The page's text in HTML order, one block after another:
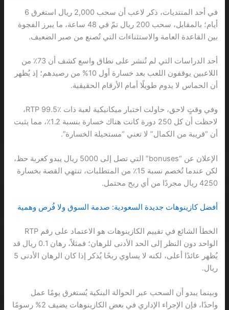
في أحد المنتديات، ذكر لاعب أن سحب 2,000 ريال استغرق 6
أيام؛ بالمقابل، سحب 200 ريال تمّ في 48 ساعة، ما يبرز الفجوة
بين القاعدة العامة والاستثناءات التي تُصنع من صبر الضعيف.
أحد الدراسات التي لم تُنشر على نطاق واسع كشف أن 73٪ من
اللاعبين يوقفون اللعب بعد خسارة أول 10% من رصيدهم؛ إذ يُظهر
أن الحماس لا يدوم طويلًا أمام الأرقام الحقيقية.
وفي وقتٍ لاحق، حاولت اختبار ميكانيكية لعبة ذات RTP 99.5٪،
لاحظت أن كل 250 دورة كانت هناك خسارة بنسبة 1.2٪، مما يثبت
أن “قريبة من الكمال” لا تعني “مستحيلة الخسارة”.
الإعلان عن “bonuses” التي تصل إلى 5000 ريال يبدو كعربة حظ،
لكن عندما تُخصم نسبة 15٪ من المتطلبات، تنتهي القصة بخسارة
4250 ريال مجردًا من أي ربح محتمل.
أفضل كازينوهات جديدة السعودية: صدمة السوق ولا فُرص وهمية
الخطأ الشائع في تقييم الكازينوهات هو الاعتماد على رقم RTP
الواحد دون النظر إلى الحد الأدنى للرهان؛ فمثلاً، رهان 0.1 ريال قد
يُظهر عائدًا أعلى، لكنه لا يساوي ربحًا يُذكر إذا كان الرهان الأدنى 5
ريال.
وبينما يبدو أن السحب عبر الحوالة البنكية يُستغرق يومًا عمل
واحدًا، فإن الإجراء الإداري في بعض الكازينوهات يضيف 2% رسومًا